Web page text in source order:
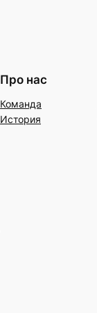
Про нас
Команда
История